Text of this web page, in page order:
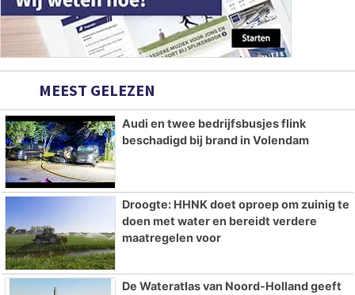
MEEST GELEZEN
Audi en twee bedrijfsbusjes flink
beschadigd bij brand in Volendam
Droogte: HHNK doet oproep om zuinig te
doen met water en bereidt verdere
maatregelen voor
De Wateratlas van Noord-Holland geeft